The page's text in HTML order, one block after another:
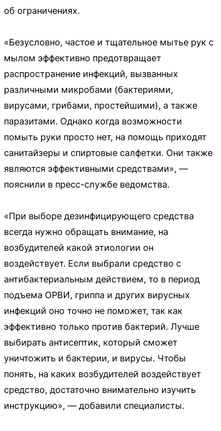
об ограничениях.
«Безусловно, частое и тщательное мытье рук с
мылом эффективно предотвращает
распространение инфекций, вызванных
различными микробами (бактериями,
вирусами, грибами, простейшими), а также
паразитами. Однако когда возможности
помыть руки просто нет, на помощь приходят
санитайзеры и спиртовые салфетки. Они также
являются эффективными средствами», —
пояснили в пресс-службе ведомства.
«При выборе дезинфицирующего средства
всегда нужно обращать внимание, на
возбудителей какой этиологии он
воздействует. Если выбрали средство с
антибактериальным действием, то в период
подъема ОРВИ, гриппа и других вирусных
инфекций оно точно не поможет, так как
эффективно только против бактерий. Лучше
выбирать антисептик, который сможет
уничтожить и бактерии, и вирусы. Чтобы
понять, на каких возбудителей воздействует
средство, достаточно внимательно изучить
инструкцию», — добавили специалисты.